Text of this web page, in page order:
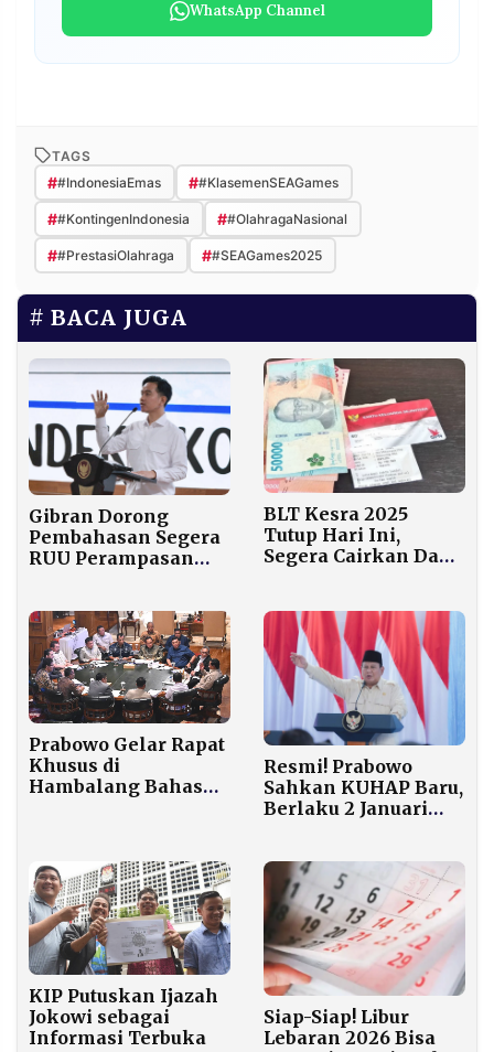
WhatsApp Channel
TAGS
##IndonesiaEmas ##KlasemenSEAGames
##KontingenIndonesia ##OlahragaNasional
##PrestasiOlahraga ##SEAGames2025
BACA JUGA
Gibran Dorong
Pembahasan Segera
RUU Perampasan
BLT Kesra 2025
Tutup Hari Ini,
Segera Cairkan Dana
Prabowo Gelar Rapat
Khusus di
Hambalang Bahas
Resmi! Prabowo
Sahkan KUHAP Baru,
Berlaku 2 Januari
KIP Putuskan Ijazah
Jokowi sebagai
Informasi Terbuka
Siap-Siap! Libur
Lebaran 2026 Bisa